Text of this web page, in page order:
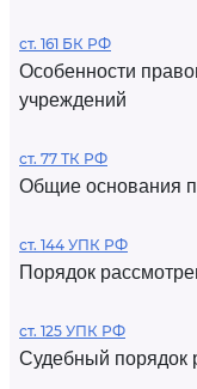
ст. 161 БК РФ
Особенности
учреждений
ст. 77 ТК РФ
Общие основания
ст. 144 УПК РФ
Порядок
ст. 125 УПК РФ
Судебный порядок